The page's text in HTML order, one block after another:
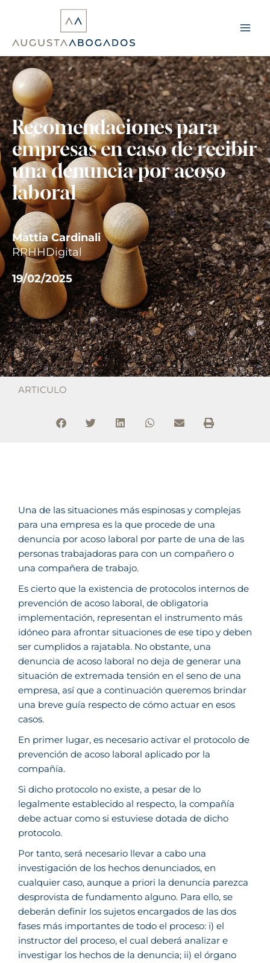
Recomendaciones para
empresas en caso de recibir
una denuncia por acoso
laboral
Mattia Cardinali
RRHHDigital
19/02/2025
ARTICULO
Una de las situaciones más espinosas y complejas
para una empresa es la que procede de una
denuncia por acoso laboral por parte de una de las
personas trabajadoras para con un compañero o
una compañera de trabajo.
Es cierto que la existencia de protocolos internos de
prevención de acoso laboral, de obligatoria
implementación, representan el instrumento más
idóneo para afrontar situaciones de ese tipo y deben
ser cumplidos a rajatabla. No obstante, una
denuncia de acoso laboral no deja de generar una
situación de extremada tensión en el seno de una
empresa, así que a continuación queremos brindar
una breve guía respecto de cómo actuar en esos
casos.
En primer lugar, es necesario activar el protocolo de
prevención de acoso laboral aplicado por la
compañía.
Si dicho protocolo no existe, a pesar de lo
legalmente establecido al respecto, la compañía
debe actuar como si estuviese dotada de dicho
protocolo.
Por tanto, será necesario llevar a cabo una
investigación de los hechos denunciados, en
cualquier caso, aunque a priori la denuncia parezca
desprovista de fundamento alguno. Para ello, se
deberán definir los sujetos encargados de las dos
fases más importantes de todo el proceso: i) el
instructor del proceso, el cual deberá analizar e
investigar los hechos de la denuncia; ii) el órgano